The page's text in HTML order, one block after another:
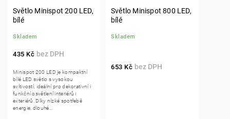
Světlo Minispot 200 LED,
bílé
Skladem
435 Kč
Minispot 200 LED je kompaktní
bílé LED světlo s vysokou
svítivostí, ideální pro dekorativní i
funkční osvětlení interiérů i
exteriérů. Díky nízké spotřebě
energie, dlouhé...
Světlo Minispot 800 LED,
bílé
Skladem
653 Kč